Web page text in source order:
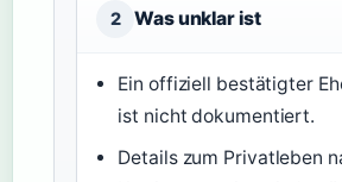
2 Was unklar ist
Ein offiziell bestätigter
ist nicht dokumentiert.
Details zum Privatleben